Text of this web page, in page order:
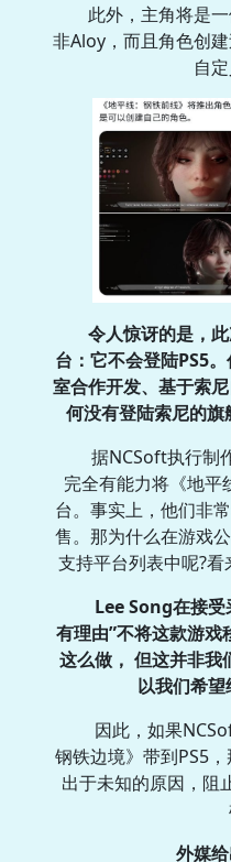
此外，主角将是
非Aloy，而且角色创
自定
令人惊讶的是，
台：它不会登陆PS5
室合作开发、基于索
何没有登陆索尼的旗
据NCSoft执行制
完全有能力将《地平
台。事实上，他们非
售。那为什么在游戏
支持平台列表中呢?看
Lee Song在接
有理由”不将这款游戏
这么做， 但这并非我
以我们希
因此，如果
钢铁边境》带到PS5
出于未知的原因，阻
外媒